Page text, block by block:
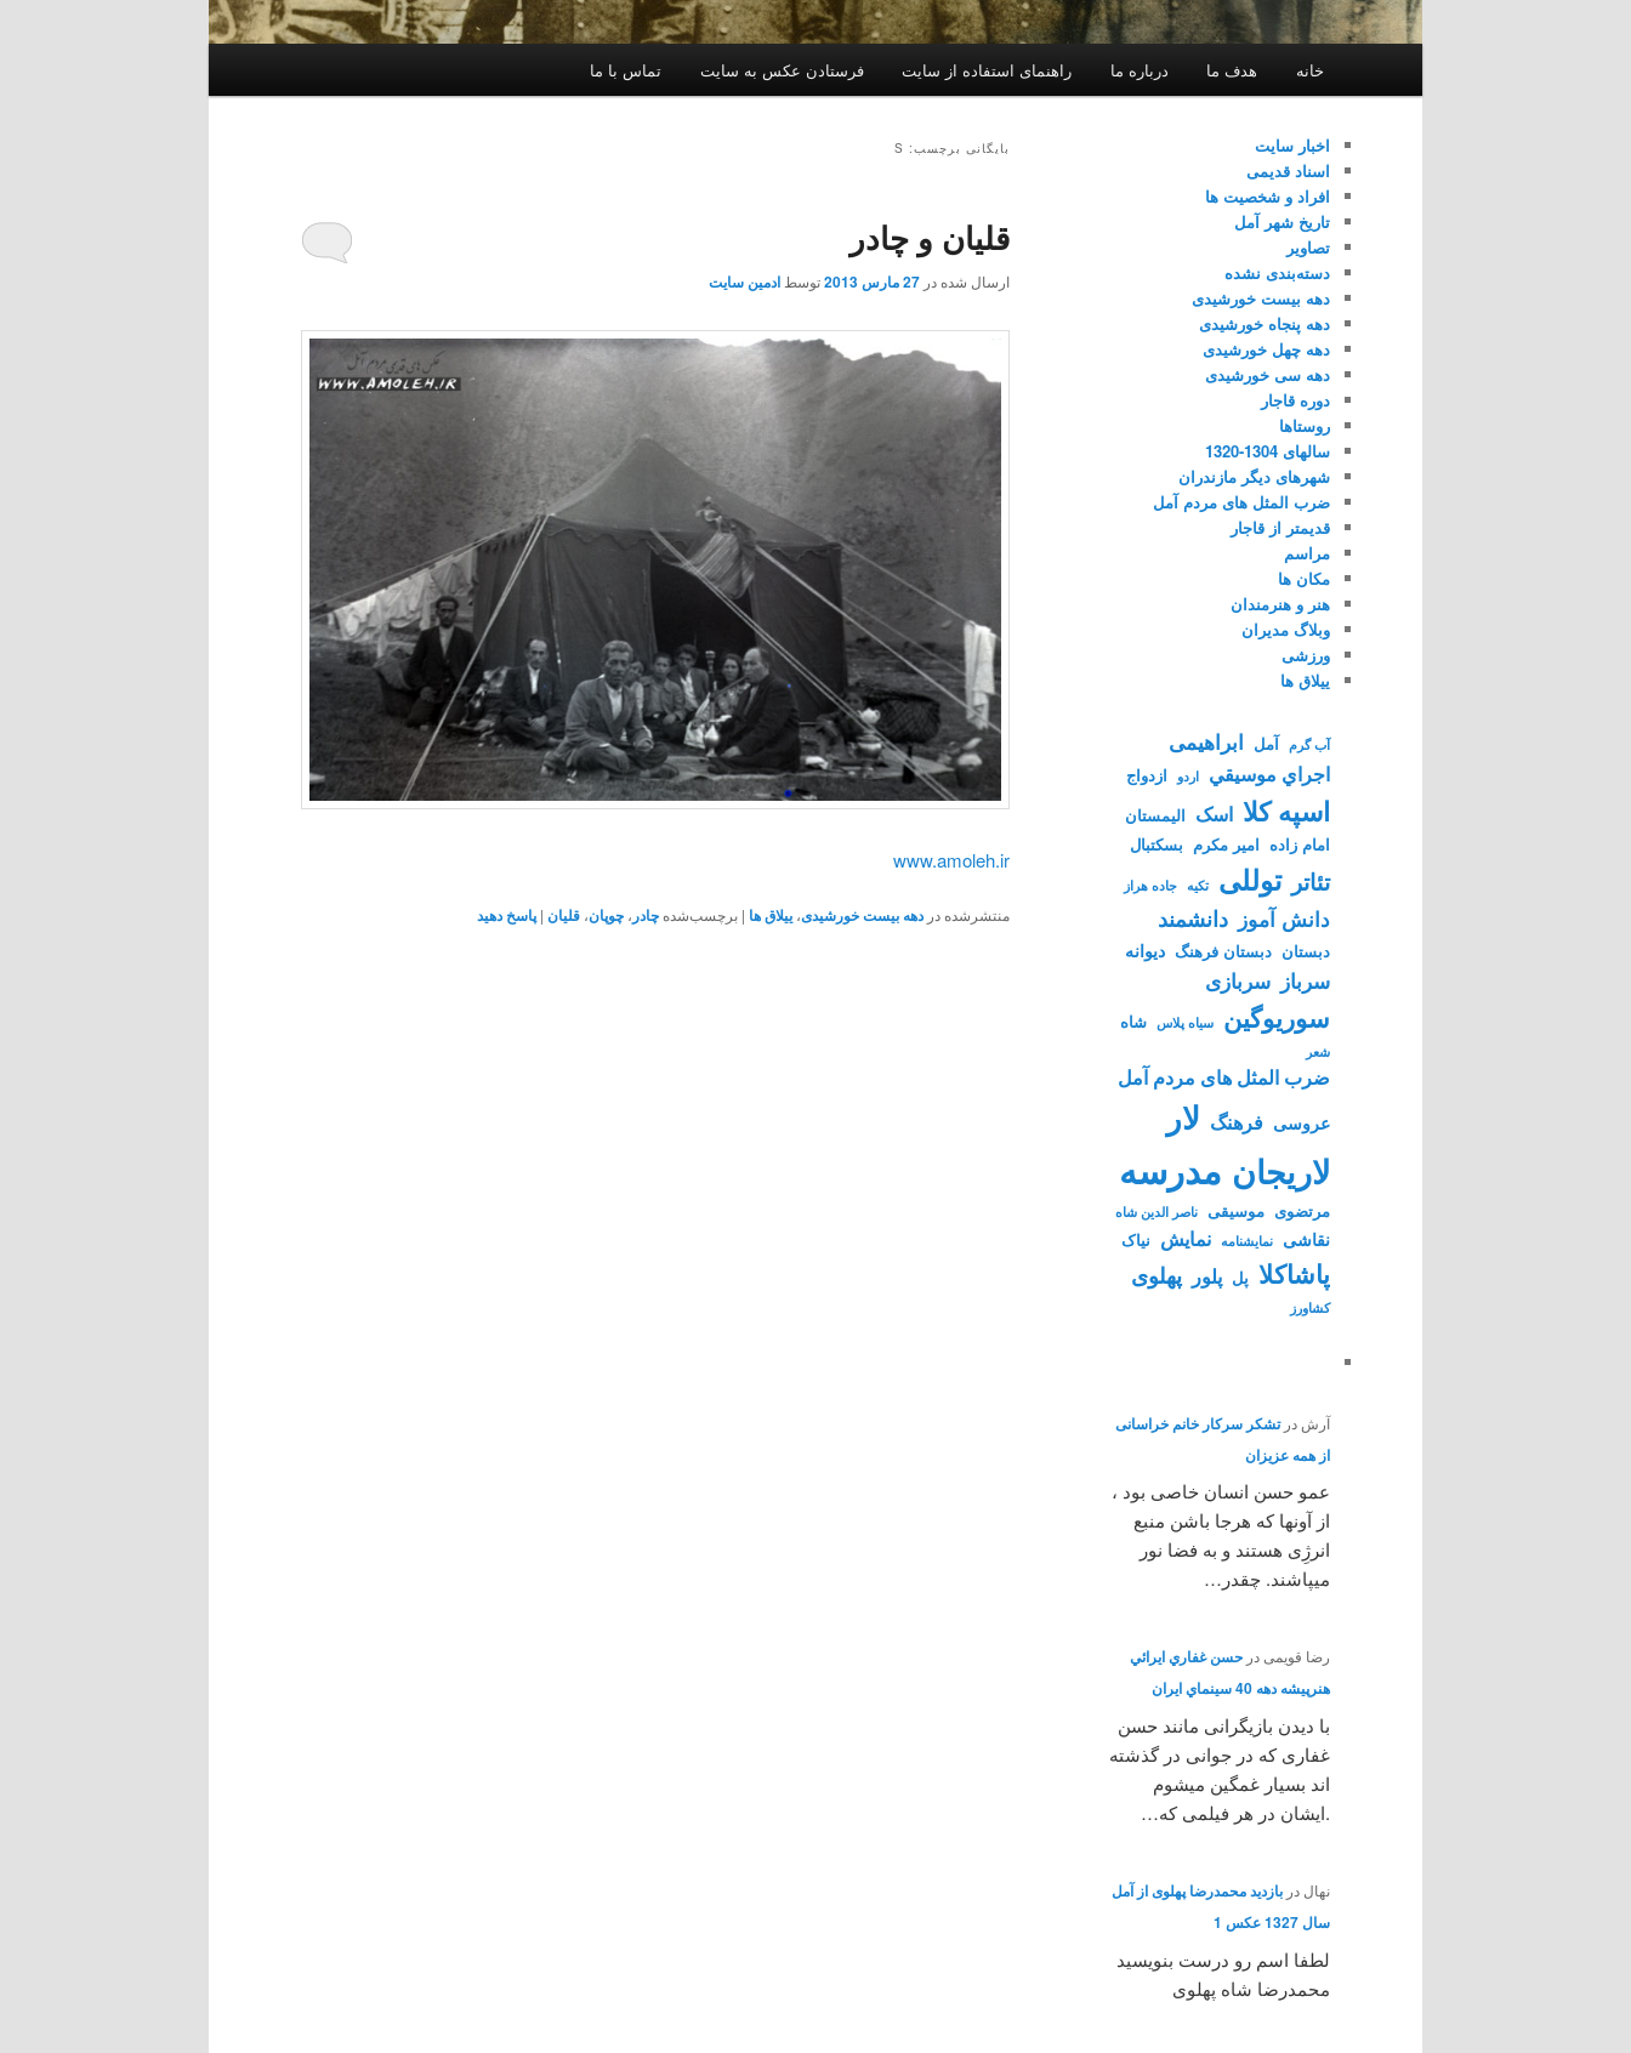
خانه هدف ما درباره ما راهنمای استفاده از سایت فرستادن عکس به سایت تماس با ما
بایگانی برچسب: S
قلیان و چادر
ارسال شده در 27 مارس 2013 توسط ادمین سایت
www.amoleh.ir
منتشرشده در دهه بیست خورشیدی، ییلاق ها | برچسب‌شده چادر ، چوپان، قلیان |پاسخ دهید
اخبار سایت
اسناد قدیمی
افراد و شخصیت ها
تاریخ شهر آمل
تصاویر
دسته‌بندی نشده
دهه بیست خورشیدی
دهه پنجاه خورشیدی
دهه چهل خورشیدی
دهه سی خورشیدی
دوره قاجار
روستاها
سالهای 1304-1320
شهرهای دیگر مازندران
ضرب المثل های مردم آمل
قدیمتر از قاجار
مراسم
مکان ها
هنر و هنرمندان
وبلاگ مدیران
ورزشی
ییلاق ها
آب گرم آمل ابراهیمی
اجراي موسيقي اردو ازدواج
اسپه کلا اسک الیمستان
امام زاده امیر مکرم بسکتبال
تئاتر توللی تکیه جاده هراز
دانش آموز دانشمند
دبستان دبستان فرهنگ دیوانه
سرباز سربازی
سوریوگین سیاه پلاس شاه
شعر
ضرب المثل های مردم آمل
عروسی فرهنگ لار
لاریجان مدرسه
مرتضوی موسیقی ناصر الدین شاه
نقاشی نمايشنامه نمایش نیاک
پاشاکلا پل پلور پهلوی
کشاورز
آرش درتشکر سرکار خانم خراسانی
از همه عزیزان
عمو حسن انسان خاصی بود ،
از آونها که هرجا باشن منبع
انرژِی هستند و به فضا نور
میپاشند. چقدر…
رضا قویمی در حسن غفاري ايرائي
هنرپيشه دهه 40 سينماي ايران
با دیدن بازیگرانی مانند حسن
غفاری که در جوانی در گذشته
اند بسیار غمگین میشوم
.ایشان در هر فیلمی که…
نهال در بازدید محمدرضا پهلوی از آمل
سال 1327 عکس 1
لطفا اسم رو درست بنویسید
محمدرضا شاه پهلوی